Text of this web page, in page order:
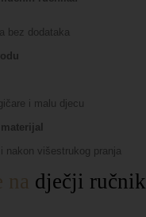
bez dodataka
i malu djecu
nakon višestrukog pranja
na dječji ručnik